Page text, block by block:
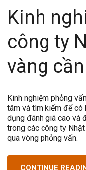
Kinh
công ty
vàng
Kinh nghiệm phỏng
tâm và tìm kiếm để có
dụng đánh giá cao và
trong các công ty
qua vòng phỏng vấn.
CONTINUE